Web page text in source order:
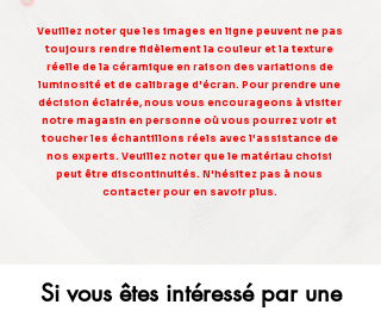
Veuillez noter que les images en ligne peuvent ne pas
toujours rendre fidèlement la couleur et la texture
réelle de la céramique en raison des variations de
luminosité et de calibrage d'écran. Pour prendre une
décision éclairée, nous vous encourageons à visiter
notre magasin en personne où vous pourrez voir et
toucher les échantillons réels avec l'assistance de
nos experts. Veuillez noter que le matériau choisi
peut être discontinuités. N'hésitez pas à nous
contacter pour en savoir plus.
Si vous êtes intéressé par une